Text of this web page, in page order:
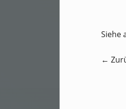
Siehe
←